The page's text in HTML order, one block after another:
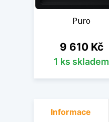
Puro
Cena
9 610 Kč
1 ks skladem
Informace